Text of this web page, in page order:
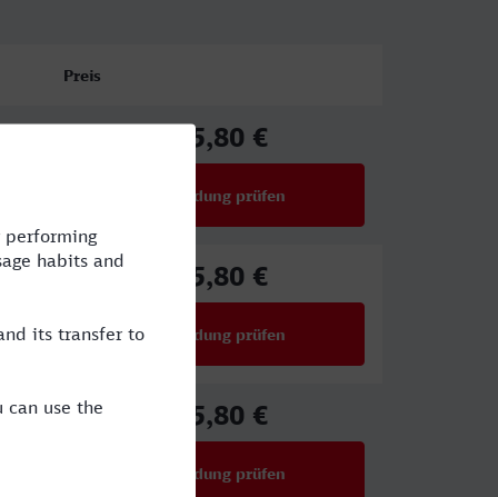
Preis
25,80 €
Verbindung prüfen
25,80 €
Verbindung prüfen
25,80 €
Verbindung prüfen